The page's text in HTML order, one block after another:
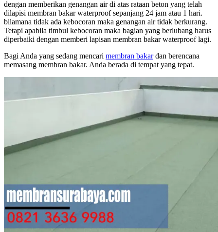
dengan memberikan genangan air di atas rataan beton yang telah
dilapisi membran bakar waterproof sepanjang 24 jam atau 1 hari.
bilamana tidak ada kebocoran maka genangan air tidak berkurang.
Tetapi apabila timbul kebocoran maka bagian yang berlubang harus
diperbaiki dengan memberi lapisan membran bakar waterproof lagi.
Bagi Anda yang sedang mencari membran bakardan berencana
memasang membran bakar. Anda berada di tempat yang tepat.